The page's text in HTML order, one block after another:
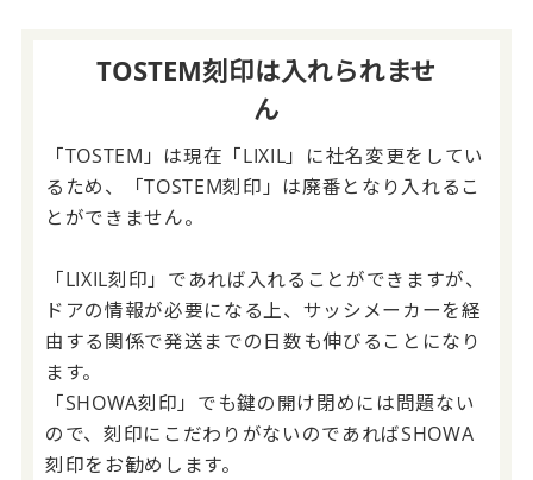
TOSTEM刻印は入れられませ
ん
「TOSTEM」は現在「LIXIL」に社名変更をしてい
るため、「TOSTEM刻印」は廃番となり入れるこ
とができません。
「LIXIL刻印」であれば入れることができますが、
ドアの情報が必要になる上、サッシメーカーを経
由する関係で発送までの日数も伸びることになり
ます。
「SHOWA刻印」でも鍵の開け閉めには問題ない
ので、刻印にこだわりがないのであればSHOWA
刻印をお勧めします。